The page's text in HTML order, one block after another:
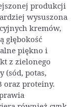
produkcji
wysuszona
kremów,
głębokość
piękno i
z zielonego
(sód, potas,
oraz proteiny.